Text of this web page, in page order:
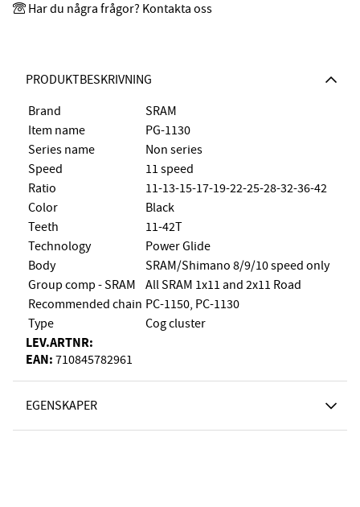
PRODUKTBESKRIVNING
Brand
SRAM
Item name
PG-1130
Series name
Non series
Speed
11 speed
Ratio
11-13-15-17-19-22-25-28-32-36-42
Color
Black
Teeth
11-42T
Technology
Power Glide
Body
SRAM/Shimano 8/9/10 speed only
Group comp - SRAM
All SRAM 1x11 and 2x11 Road
Recommended chain PC-1150, PC-1130
Type
Cog cluster
LEV.ARTNR:
EAN: 710845782961
EGENSKAPER
Har du några frågor? Kontakta oss